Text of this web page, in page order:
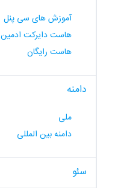
آموزش های سی پنل
هاست دایرکت ادمین
هاست رایگان
دامنه
ملی
دامنه بین المللی
سئو